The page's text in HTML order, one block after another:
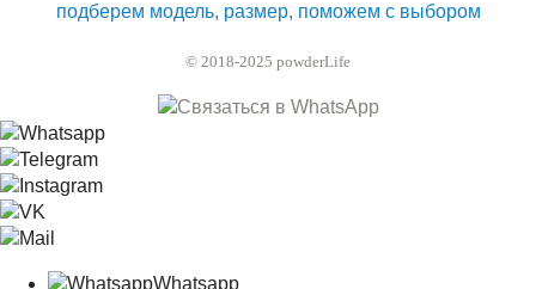
подберем модель, размер, поможем с выбором
© 2018-2025 powderLife
Whatsapp